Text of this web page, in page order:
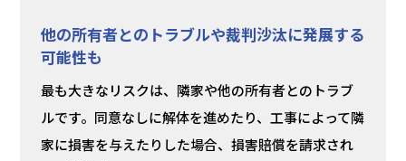
他の所有者とのトラブルや裁判沙汰に発展する
可能性も
最も大きなリスクは、隣家や他の所有者とのトラブ
ルです。同意なしに解体を進めたり、工事によって隣
家に損害を与えたりした場合、損害賠償を請求され